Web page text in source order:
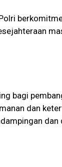
bagi
dan
dan